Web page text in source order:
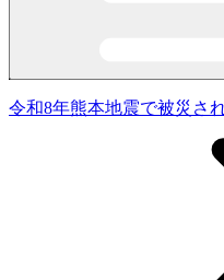
令和8年熊本地震で被災さ